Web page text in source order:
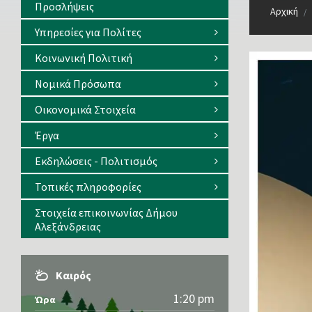
Αρχική /
Προσλήψεις
Υπηρεσίες για Πολίτες
Κοινωνική Πολιτική
Νομικά Πρόσωπα
Οικονομικά Στοιχεία
Έργα
Εκδηλώσεις - Πολιτισμός
Τοπικές πληροφορίες
Στοιχεία επικοινωνίας Δήμου
Αλεξάνδρειας
Καιρός
Ώρα 1:20 pm